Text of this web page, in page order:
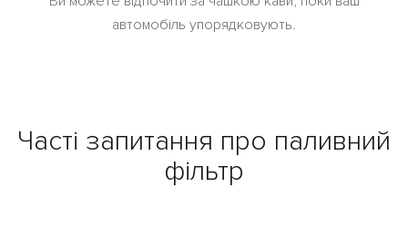
автомобіль упорядковують.
Часті запитання про паливний
фільтр